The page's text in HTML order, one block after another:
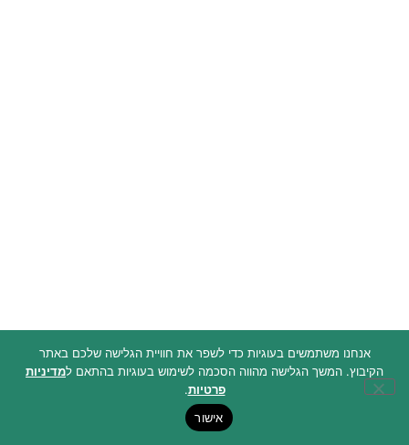
אנחנו משתמשים בעוגיות כדי לשפר את חוויית הגלישה שלכם באתר
הקיבוץ. המשך הגלישה מהווה הסכמה לשימוש בעוגיות בהתאם למדיניות
פרטיות.
אישור